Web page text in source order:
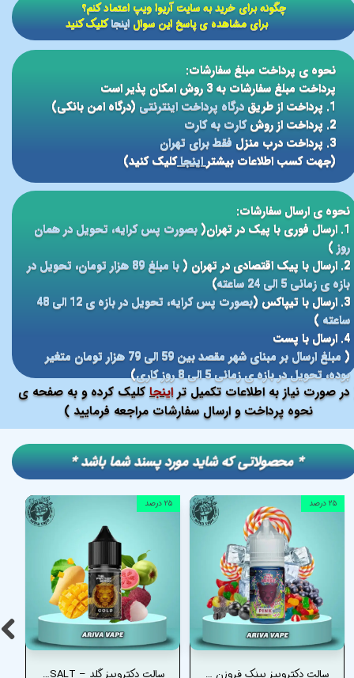
صورت نیاز به اطلاعات تکمیل تراینجا کلیک کرده و به صفحه ی
نحوه پرداخت و ارسال سفارشات مراجعه فرمایید )
نحوه ی پرداخت مبلغ سفارشات:
پرداخت مبلغ سفارشات به 3 روش امکان پذیر است
1. پرداخت از طریق
درگاه پرداخت اینترنتی(درگاه امن بانکی)
2. پرداخت از روش
کارت به کارت
3. پرداخت درب منزل
فقط برای تهران
(جهت کسب اطلاعات بیشتر اینجاکلیک کنید)
نحوه ی ارسال سفارشات:
1. ارسال فوری با پیک در تهران(
بصورت پس کرایه، تحویل در همان
روز)
2. ارسال با پیک اقتصادی در تهران (
با مبلغ 89 هزار تومان، تحویل در
بازه ی زمانی 5 الی 24 ساعته
)
3. ارسال با تیپاکس (
بصورت پس کرایه، تحویل در بازه ی 12 الی 48
ساعته )
4. ارسال با پست
(
مبلغ ارسال بر مبنای شهر مقصد بین 59 الی 79 هزار تومان متغیر
بوده، تحویل در بازه ی زمانی 5 الی 8 روز کاری
)
​​چگونه برای خرید به سایت آریوا ویپ اعتماد کنم؟
برای مشاهده ی پاسخ این سوالاینجاکلیک کنید
سالت دکترویپز گلد – DRVAPES GOLD SALT
۲۵ درصد
سالت دکترویپز پینک فروزن رمیکس – DRVAPES PINK FROZEN REMIX SALT
۲۵ درصد
​​* محصولاتی که شاید مورد پسند شما باشد *